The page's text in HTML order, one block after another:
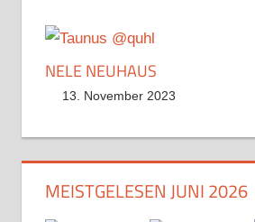
NELE NEUHAUS
13. November 2023
MEISTGELESEN JUNI 2026